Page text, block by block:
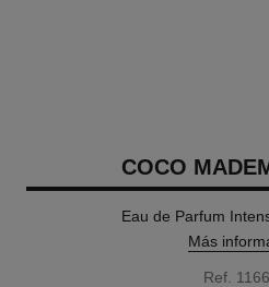
COCO
Eau de Parfum
Más
Ref.